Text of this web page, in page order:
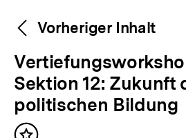
Weitere
Inhalte
Content-
Navigation
Vorheriger Inhalt
V
o
r
h
Sektion 12: Zukunft
politischen Bildung